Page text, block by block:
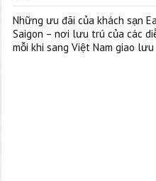
Những ưu đãi của khách sạn
Saigon – nơi lưu trú của các
mỗi khi sang Việt Nam giao lưu